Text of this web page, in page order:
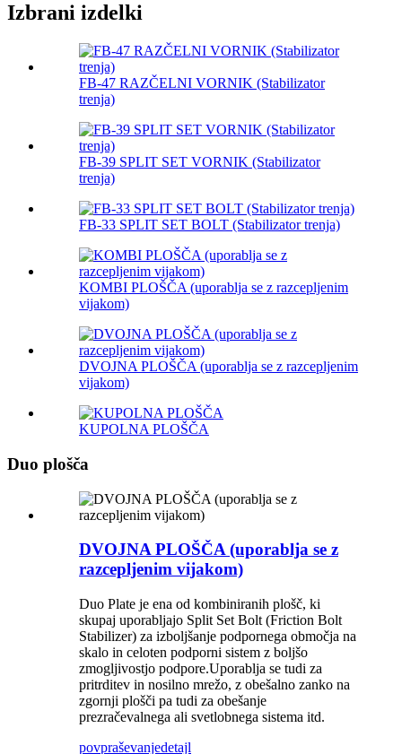
Izbrani izdelki
FB-47 RAZČELNI VORNIK (Stabilizator
trenja)
FB-39 SPLIT SET VORNIK (Stabilizator
trenja)
FB-33 SPLIT SET BOLT (Stabilizator trenja)
KOMBI PLOŠČA (uporablja se z razcepljenim
vijakom)
DVOJNA PLOŠČA (uporablja se z razcepljenim
vijakom)
KUPOLNA PLOŠČA
Duo plošča
DVOJNA PLOŠČA (uporablja se z
razcepljenim vijakom)
Duo Plate je ena od kombiniranih plošč, ki
skupaj uporabljajo Split Set Bolt (Friction Bolt
Stabilizer) za izboljšanje podpornega območja na
skalo in celoten podporni sistem z boljšo
zmogljivostjo podpore.Uporablja se tudi za
pritrditev in nosilno mrežo, z obešalno zanko na
zgornji plošči pa tudi za obešanje
prezračevalnega ali svetlobnega sistema itd.
povpraševanjedetajl